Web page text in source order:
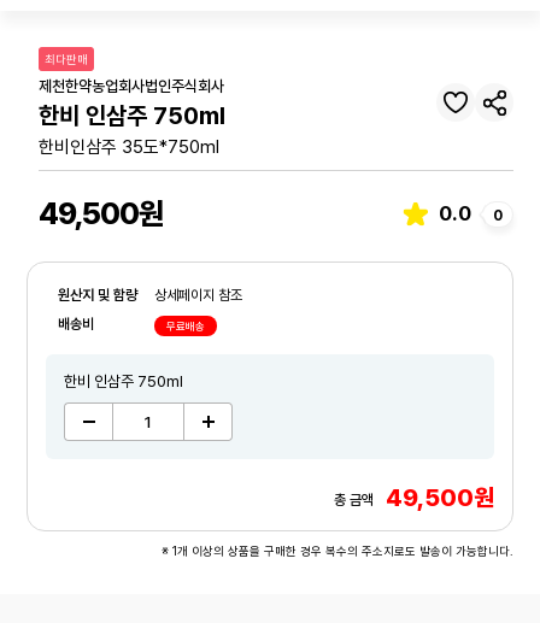
최다판매
제천한약농업회사법인주식회사
한비 인삼주 750ml
한비인삼주 35도*750ml
49,500원 0.0 0
원산지 및 함량
상세페이지 참조
배송비
무료배송
한비 인삼주 750ml
총 금액 49,500원
※ 1개 이상의 상품을 구매한 경우 복수의 주소지로도 발송이 가능합니다.